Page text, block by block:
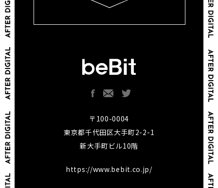
〒100-0004
東京都千代田区大手町2-2-1
新大手町ビル10階
https://www.bebit.co.jp/